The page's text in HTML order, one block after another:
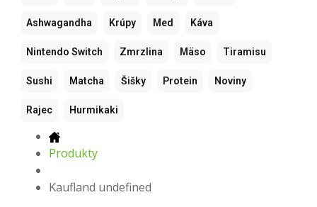
Ashwagandha Krúpy Med Káva
Nintendo Switch Zmrzlina Mäso Tiramisu
Sushi Matcha Šišky Protein Noviny
Rajec Hurmikaki
Produkty
Kaufland undefined